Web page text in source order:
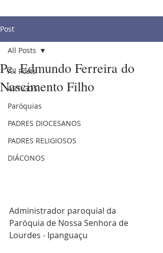
Post
All Posts
ARTIGOS
Paróquias
PADRES DIOCESANOS
PADRES RELIGIOSOS
DIÁCONOS
All Posts
Pe. Edmundo Ferreira do
Nascimento Filho
Administrador paroquial da
Paróquia de Nossa Senhora de
Lourdes - Ipanguaçu